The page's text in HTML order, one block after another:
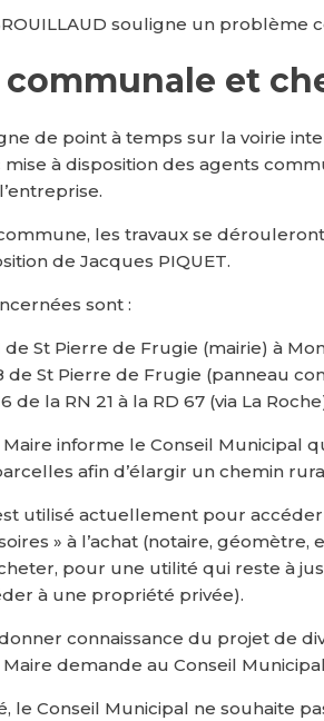
souligne un problème
et
de point à temps sur la voirie
mise à disposition des agents
les travaux se
de Jacques PIQUET.
sont :
de St Pierre de Frugie (mairie) à
de St Pierre de Frugie (panneau
de la RN 21 à la RD 67 (via La
informe le Conseil Municipal
afin d’élargir un chemin
utilisé actuellement pour
» à l’achat (notaire,
pour une utilité qui reste à
à une propriété privée).
connaissance du projet de
demande au Conseil
le Conseil Municipal ne souhaite